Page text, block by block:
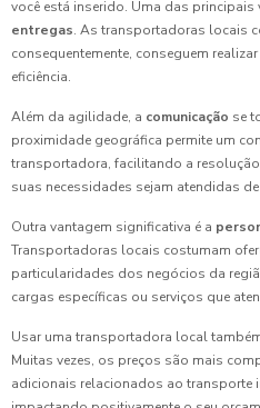
você está inserido. Uma das principais
entregas. As transportadoras locais
consequentemente, conseguem
eficiência.
Além da agilidade, a comunicação se
proximidade geográfica permite um
transportadora, facilitando a
suas necessidades sejam atendidas
Outra vantagem significativa é a
Transportadoras locais costumam
particularidades dos negócios da
cargas específicas ou serviços que
Usar uma transportadora local
Muitas vezes, os preços são mais
adicionais relacionados ao transporte